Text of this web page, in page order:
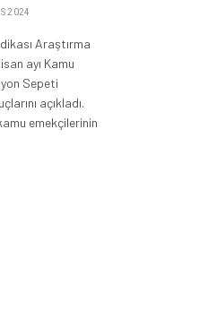
2024
Araştırma
ayı Kamu
Sepeti
açıkladı.
emekçilerinin